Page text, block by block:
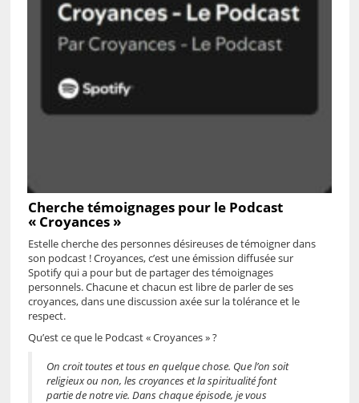
Cherche témoignages pour le Podcast
« Croyances »
Estelle cherche des personnes désireuses de témoigner dans
son podcast ! Croyances, c’est une émission diffusée sur
Spotify qui a pour but de partager des témoignages
personnels. Chacune et chacun est libre de parler de ses
croyances, dans une discussion axée sur la tolérance et le
respect.
Qu’est ce que le Podcast « Croyances » ?
On croit toutes et tous en quelque chose. Que l’on soit
religieux ou non, les croyances et la spiritualité font
partie de notre vie. Dans chaque épisode, je vous